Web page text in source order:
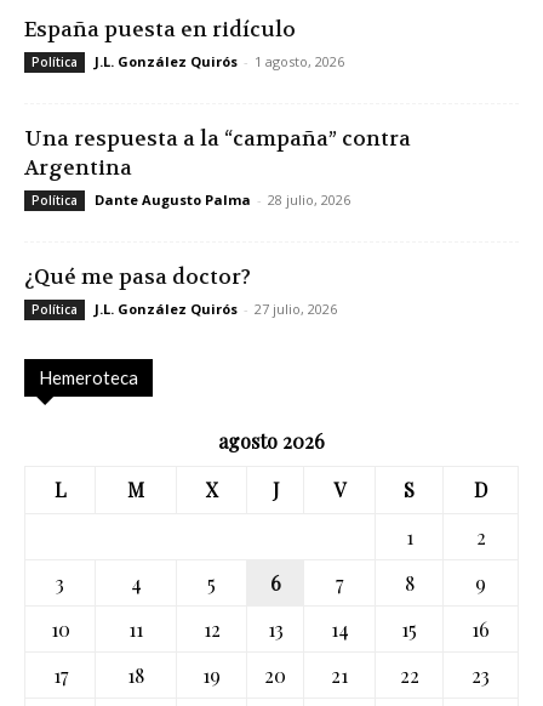
España puesta en ridículo
Política J.L. González Quirós - 1 agosto, 2026
Una respuesta a la “campaña” contra
Argentina
Política Dante Augusto Palma - 28 julio, 2026
¿Qué me pasa doctor?
Política J.L. González Quirós - 27 julio, 2026
Hemeroteca
agosto 2026
L
M X J V S
D
1
2
3
4 5 6 7 8
9
10
11 12 13 14 15
16
17
18 19 20 21 22
23